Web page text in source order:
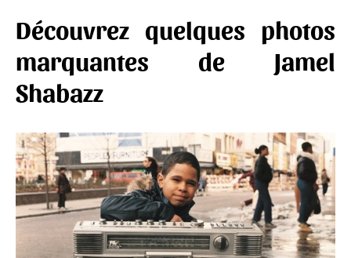
Découvrez quelques photos
marquantes de Jamel
Shabazz